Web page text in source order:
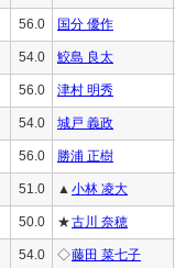
56.0 国分 優作
54.0 鮫島 良太
56.0 津村 明秀
54.0 城戸 義政
56.0 勝浦 正樹
51.0 ▲ 小林 凌大
50.0 ★古川 奈穂
54.0 ◇藤田 菜七子